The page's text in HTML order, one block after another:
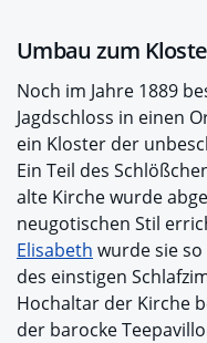
Umbau zum
Noch im Jahre 1889
Jagdschloss in einen
ein Kloster der
Ein Teil des
alte Kirche wurde
neugotischen Stil
Elisabeth wurde sie
des einstigen
Hochaltar der Kirche
der barocke